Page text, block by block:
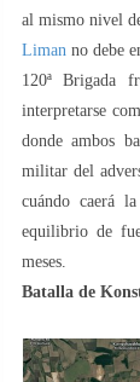
al mismo nivel
Liman no debe
120ª Brigada
interpretarse
donde ambos
militar del
cuándo caerá
equilibrio de
meses.
Batalla de